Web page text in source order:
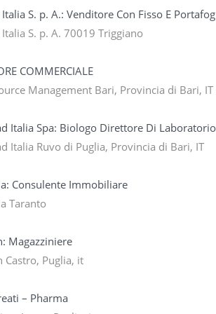
S. p. A.: Venditore Con Fisso E
S. p. A. 70019 Triggiano
COMMERCIALE
Management Bari, Provincia di Bari, IT
Italia Spa: Biologo Direttore Di Laboratorio
Italia Ruvo di Puglia, Provincia di Bari, IT
Consulente Immobiliare
Taranto
Magazziniere
Castro, Puglia, it
– Pharma